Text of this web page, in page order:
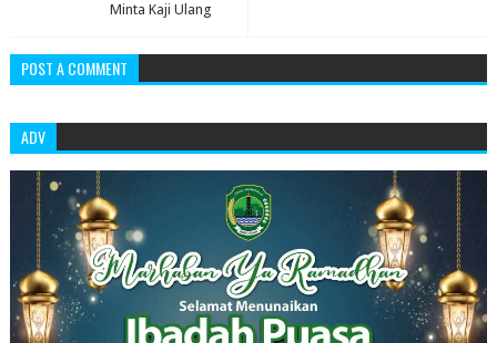
Minta Kaji Ulang
POST A COMMENT
ADV